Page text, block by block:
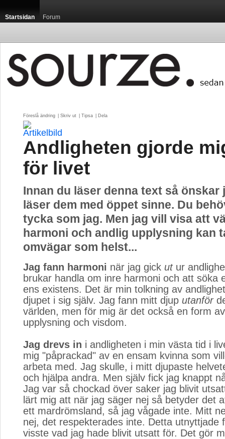
Startsidan Forum
Föreslå ändring Skriv ut Tipsa Dela
Andligheten gjorde
för livet
Innan du läser denna text så önskar
läser dem med öppet sinne. Du
tycka som jag. Men jag vill visa att
harmoni och andlig upplysning kan
omvägar som helst...
Jag fann harmoni när jag gick utur
brukar handla om inre harmoni och att söka
ens existens. Det är min tolkning av
djupet i sig själv. Jag fann mitt djup utanför
världen, men för mig är det också en form
upplysning och visdom.
Jag drevs in i andligheten i min västa tid i
mig "påprackad" av en ensam kvinna som
arbeta med. Jag skulle, i mitt djupaste
och hjälpa andra. Men själv fick jag knappt
Jag var så chockad över saker jag blivit
lärt mig att när jag säger nej så betyder det
ett mardrömsland, så jag vågade inte. Mitt
nej, det respekterades inte. Detta utnyttjade
visste vad jag hade blivit utsatt för. Det gör